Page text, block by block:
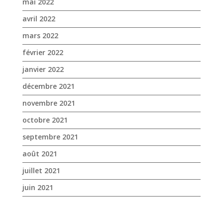
décembre 2021
novembre 2021
octobre 2021
septembre 2021
août 2021
juillet 2021
juin 2021
mai 2021
avril 2021
mars 2021
février 2021
janvier 2021